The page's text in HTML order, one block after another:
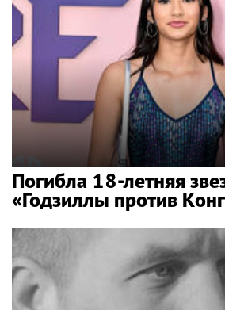
Погибла 18-летняя
«Годзиллы против